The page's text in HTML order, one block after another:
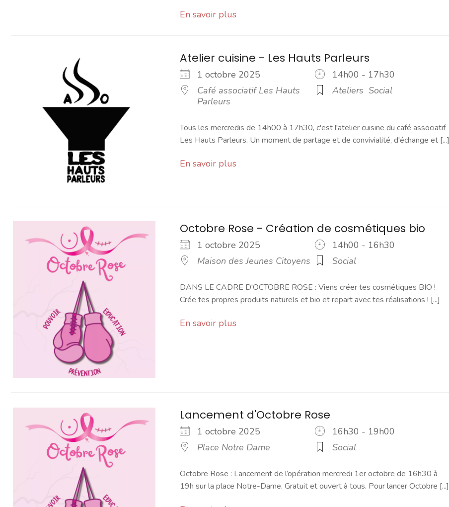
En savoir plus
Atelier cuisine - Les Hauts Parleurs
1 octobre 2025
14h00 - 17h30
Café associatif Les Hauts
Parleurs
Ateliers Social
Tous les mercredis de 14h00 à 17h30, c'est l'atelier cuisine du café associatif
Les Hauts Parleurs. Un moment de partage et de convivialité, d'échange et [...]
En savoir plus
Octobre Rose - Création de cosmétiques bio
1 octobre 2025
14h00 - 16h30
Maison des Jeunes Citoyens
Social
DANS LE CADRE D'OCTOBRE ROSE : Viens créer tes cosmétiques BIO !
Crée tes propres produits naturels et bio et repart avec tes réalisations ! [...]
En savoir plus
Lancement d'Octobre Rose
1 octobre 2025
16h30 - 19h00
Place Notre Dame
Social
Octobre Rose : Lancement de l’opération mercredi 1er octobre de 16h30 à
19h sur la place Notre-Dame. Gratuit et ouvert à tous. Pour lancer Octobre [...]